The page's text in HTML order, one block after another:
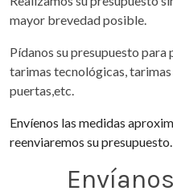
mayor brevedad posible.
Pídanos su presupuesto para
tarimas tecnológicas,
puertas,etc.
Envíenos las medidas
reenviaremos su presupuesto.